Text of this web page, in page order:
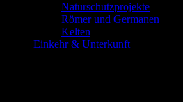
Naturschutzprojekte
Römer und Germanen
Kelten
Einkehr & Unterkunft